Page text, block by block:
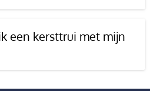
een kersttrui met mijn